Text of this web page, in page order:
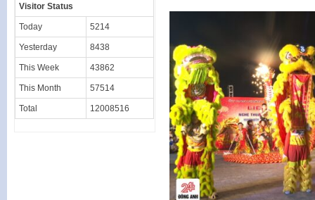
Visitor Status
Today 5214
Yesterday 8438
This Week 43862
This Month 57514
Total 12008516